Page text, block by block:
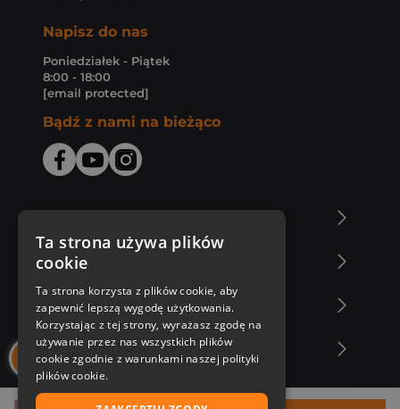
Napisz do nas
Poniedziałek - Piątek
8:00 - 18:00
[email protected]
Bądź z nami na bieżąco
Zakupy u nas
Nasza oferta
Nasi autorzy
Ta strona używa plików
cookie
Ta strona korzysta z plików cookie, aby
zapewnić lepszą wygodę użytkowania.
Korzystając z tej strony, wyrażasz zgodę na
używanie przez nas wszystkich plików
cookie zgodnie z warunkami naszej polityki
plików cookie.